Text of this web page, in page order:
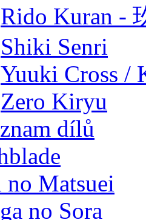
Rido Kuran -
Shiki Senri
Yuuki Cross /
Zero Kiryu
dílů
no Matsuei
no Sora